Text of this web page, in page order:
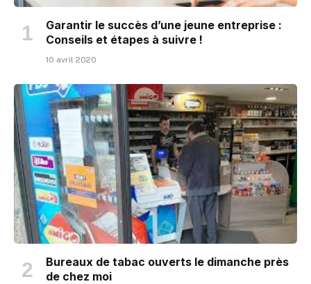
Garantir le succès d’une jeune entreprise :
Conseils et étapes à suivre !
10 avril 2020
Bureaux de tabac ouverts le dimanche près
de chez moi